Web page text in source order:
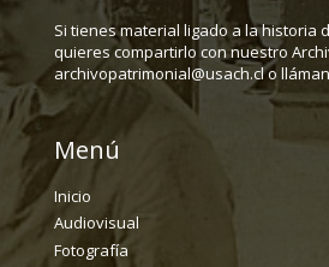
Si tienes material ligado a la historia
quieres compartirlo con nuestro
archivopatrimonial@usach.cl o
Menú
Inicio
Audiovisual
Fotografía